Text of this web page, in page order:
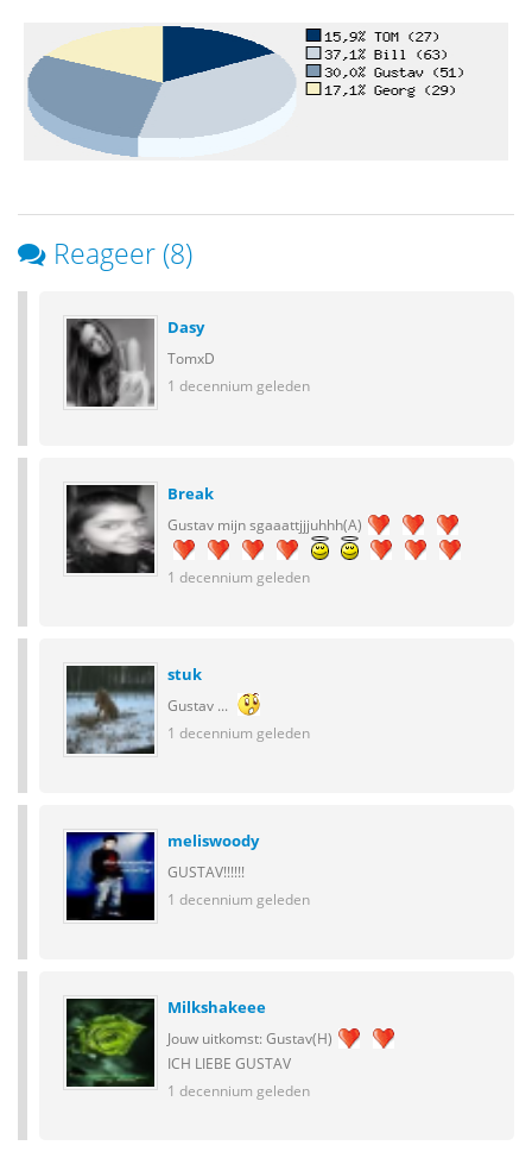
Reageer (8)
Dasy
TomxD
1 decennium geleden
Break
Gustav mijn sgaaattjjjuhhh(A)
1 decennium geleden
stuk
Gustav ...
1 decennium geleden
meliswoody
GUSTAV!!!!!!
1 decennium geleden
Milkshakeee
Jouw uitkomst: Gustav(H)
ICH LIEBE GUSTAV
1 decennium geleden